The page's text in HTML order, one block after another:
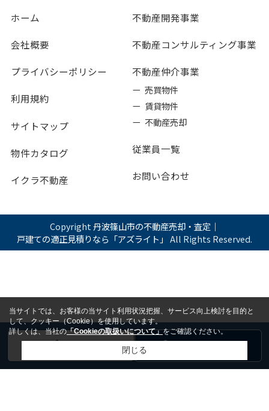
ホーム
会社概要
プライバシーポリシー
利用規約
サイトマップ
物件カタログ
イクラ不動産
不動産開発事業
不動産コンサルティング事業
不動産仲介事業
ー 売買物件
ー 賃貸物件
ー 不動産売却
従業員一覧
お問い合わせ
Copyright丹波篠山市の不動産売却・査定｜
戸建ての適正見積りなら「アズライト」 All Rights Reserved.
電話 お問い合わせ
当サイトでは、お客様の当サイト利用状況把握、サービス向上検討を目的と
して、クッキー（Cookie）を使用しています。
詳しくは、当社の「Cookieの取扱いについて」をご確認ください。
閉じる